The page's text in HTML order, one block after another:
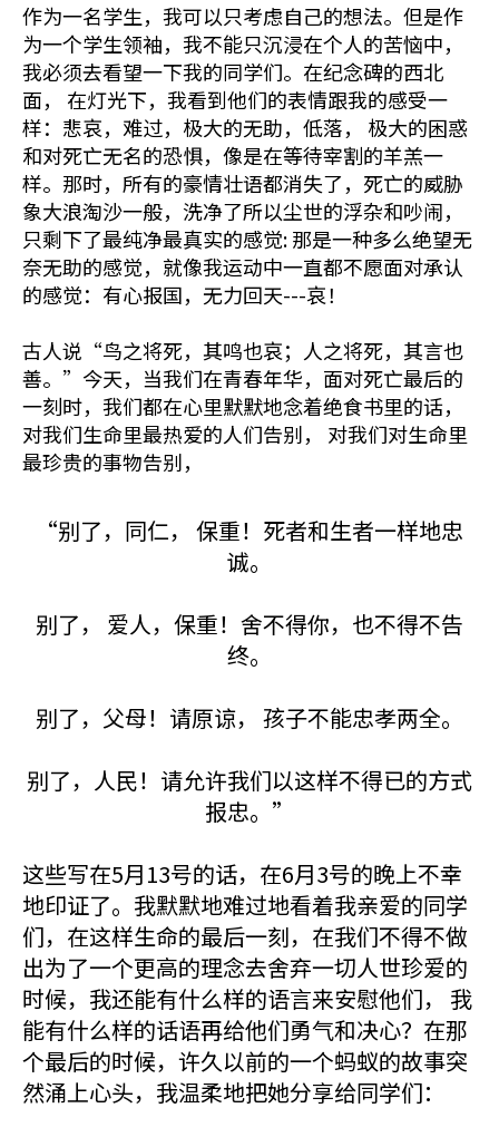
作为一名学生，我可以只考虑自己的想法。但是作
为一个学生领袖，我不能只沉浸在个人的苦恼中，
我必须去看望一下我的同学们。在纪念碑的西北
面， 在灯光下，我看到他们的表情跟我的感受一
样：悲哀，难过，极大的无助，低落， 极大的困惑
和对死亡无名的恐惧，像是在等待宰割的羊羔一
样。那时，所有的豪情壮语都消失了，死亡的威胁
象大浪淘沙一般，洗净了所以尘世的浮杂和吵闹，
只剩下了最纯净最真实的感觉: 那是一种多么绝望无
奈无助的感觉，就像我运动中一直都不愿面对承认
的感觉：有心报国，无力回天---哀！
古人说“鸟之将死，其鸣也哀；人之将死，其言也
善。”今天，当我们在青春年华，面对死亡最后的
一刻时，我们都在心里默默地念着绝食书里的话，
对我们生命里最热爱的人们告别， 对我们对生命里
最珍贵的事物告别，
“别了，同仁， 保重！死者和生者一样地忠
诚。
别了， 爱人，保重！舍不得你，也不得不告
终。
别了，父母！请原谅， 孩子不能忠孝两全。
别了，人民！请允许我们以这样不得已的方式
报忠。”
这些写在5月13号的话，在6月3号的晚上不幸
地印证了。我默默地难过地看着我亲爱的同学
们，在这样生命的最后一刻，在我们不得不做
出为了一个更高的理念去舍弃一切人世珍爱的
时候，我还能有什么样的语言来安慰他们， 我
能有什么样的话语再给他们勇气和决心？在那
个最后的时候，许久以前的一个蚂蚁的故事突
然涌上心头，我温柔地把她分享给同学们：